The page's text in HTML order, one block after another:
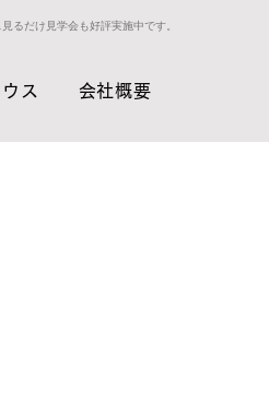
るだけ見学会も好評実施中です。
ス 会社概要